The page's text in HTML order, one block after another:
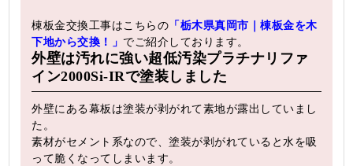
棟板金交換工事はこちらの 「栃木県真岡市｜棟板金を木
下地から交換！」 でご紹介しております。
外壁は汚れに強い超低汚染プラチナリファ
イン2000Si-IRで塗装しました
外壁にある幕板は塗装が剥がれて素地が露出していまし
た。
素材がセメント系なので、塗装が剥がれていると水を吸
って脆くなってしまいます。